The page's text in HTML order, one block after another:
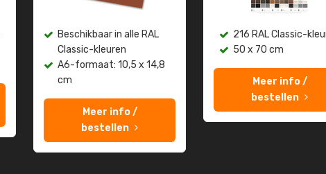
Beschikbaar in alle RAL
Classic-kleuren
A6-formaat: 10,5 x 14,8
cm
Meer info /
bestellen
216 RAL Classic-
50 x 70 cm
Meer info /
bestellen